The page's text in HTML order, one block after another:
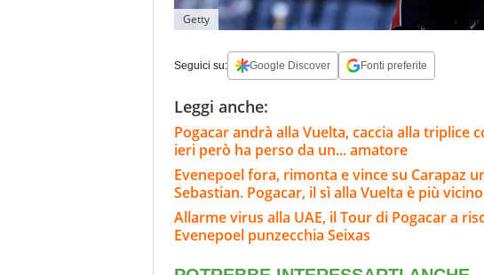
Getty
Seguici su: Google Discover Fonti preferite
Leggi anche:
Pogacar andrà alla Vuelta, caccia alla triplice
ieri però ha perso da un... amatore
Evenepoel fora, rimonta e vince su Carapaz
Sebastian. Pogacar, il sì alla Vuelta è più vicino
Allarme virus alla UAE, il Tour di Pogacar a
Evenepoel punzecchia Seixas